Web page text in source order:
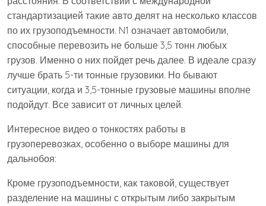
стандартизацией такие авто делят на несколько классов
по их грузоподъемности. N1 означает автомобили,
способные перевозить не больше 3,5 тонн любых
грузов. Именно о них пойдет речь далее. В идеале сразу
лучше брать 5-ти тонные грузовики. Но бывают
ситуации, когда и 3,5-тонные грузовые машины вполне
подойдут. Все зависит от личных целей.
Интересное видео о тонкостях работы в
грузоперевозках, особенно о выборе машины для
дальнобоя:
Кроме грузоподъемности, как таковой, существует
разделение на машины с открытым либо закрытым